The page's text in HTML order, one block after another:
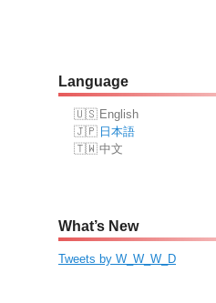
Language
English
日本語
中文
What’s New
Tweets by W_W_W_D